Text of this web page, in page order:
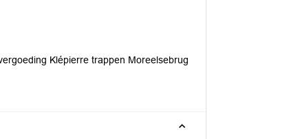
Klépierre trappen Moreelsebrug